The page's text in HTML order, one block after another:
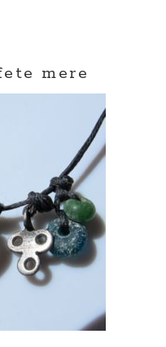
mere